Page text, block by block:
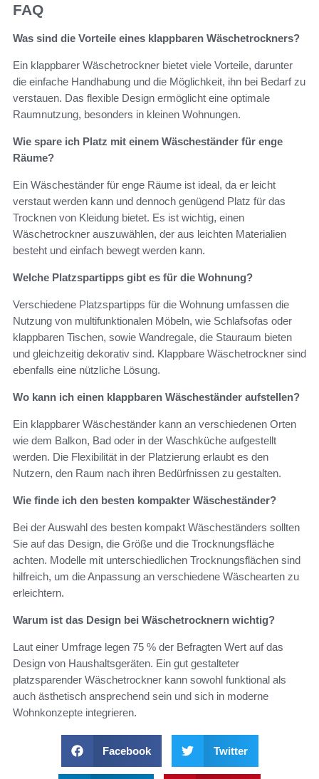
FAQ
Was sind die Vorteile eines klappbaren Wäschetrockners?
Ein klappbarer Wäschetrockner bietet viele Vorteile, darunter
die einfache Handhabung und die Möglichkeit, ihn bei Bedarf zu
verstauen. Das flexible Design ermöglicht eine optimale
Raumnutzung, besonders in kleinen Wohnungen.
Wie spare ich Platz mit einem Wäscheständer für enge
Räume?
Ein Wäscheständer für enge Räume ist ideal, da er leicht
verstaut werden kann und dennoch genügend Platz für das
Trocknen von Kleidung bietet. Es ist wichtig, einen
Wäschetrockner auszuwählen, der aus leichten Materialien
besteht und einfach bewegt werden kann.
Welche Platzspartipps gibt es für die Wohnung?
Verschiedene Platzspartipps für die Wohnung umfassen die
Nutzung von multifunktionalen Möbeln, wie Schlafsofas oder
klappbaren Tischen, sowie Wandregale, die Stauraum bieten
und gleichzeitig dekorativ sind. Klappbare Wäschetrockner sind
ebenfalls eine nützliche Lösung.
Wo kann ich einen klappbaren Wäscheständer aufstellen?
Ein klappbarer Wäscheständer kann an verschiedenen Orten
wie dem Balkon, Bad oder in der Waschküche aufgestellt
werden. Die Flexibilität in der Platzierung erlaubt es den
Nutzern, den Raum nach ihren Bedürfnissen zu gestalten.
Wie finde ich den besten kompakter Wäscheständer?
Bei der Auswahl des besten kompakt Wäscheständers sollten
Sie auf das Design, die Größe und die Trocknungsfläche
achten. Modelle mit unterschiedlichen Trocknungsflächen sind
hilfreich, um die Anpassung an verschiedene Wäschearten zu
erleichtern.
Warum ist das Design bei Wäschetrocknern wichtig?
Laut einer Umfrage legen 75 % der Befragten Wert auf das
Design von Haushaltsgeräten. Ein gut gestalteter
platzsparender Wäschetrockner kann sowohl funktional als
auch ästhetisch ansprechend sein und sich in moderne
Wohnkonzepte integrieren.
Facebook Twitter